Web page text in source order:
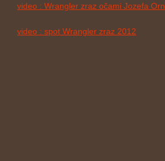
video : Wrangler zraz očami Jozefa
video : spot Wrangler zraz 2012